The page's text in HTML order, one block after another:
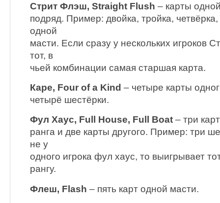
Стрит Флэш, Straight Flush – карты
подряд. Пример: двойка, тройка,
одной
масти. Если сразу у нескольких игроков
тот, в
чьей комбинации самая старшая карта.
Каре, Four of a Kind – четыре карты
четырё шестёрки.
Фул Хаус, Full House, Full Boat – три
ранга и две карты другого. Пример: три
не у
одного игрока фул хаус, то выигрывает
рангу.
Флеш, Flash – пять карт одной масти.